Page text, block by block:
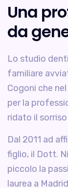
Una
da
Lo studio
familiare
Cogoni che
per la
ridato il
Dal 2011 ad
figlio, il Dott.
piccolo la
laurea a